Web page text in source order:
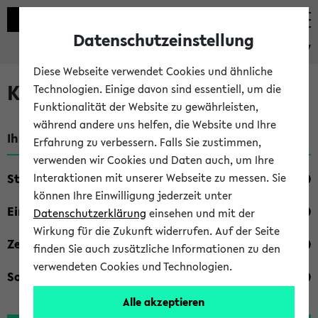
eKVV
Kombisuche im eKVV
Ihre Suchkriterien:
Studienfach
Einrichtung
Zeiten
Sonstiges
Datenschutzeinstellung
Diese Webseite verwendet Cookies und ähnliche
Technologien. Einige davon sind essentiell, um die
Funktionalität der Website zu gewährleisten,
während andere uns helfen, die Website und Ihre
Erfahrung zu verbessern. Falls Sie zustimmen,
verwenden wir Cookies und Daten auch, um Ihre
Interaktionen mit unserer Webseite zu messen. Sie
können Ihre Einwilligung jederzeit unter
Datenschutzerklärung einsehen und mit der
Wirkung für die Zukunft widerrufen. Auf der Seite
finden Sie auch zusätzliche Informationen zu den
verwendeten Cookies und Technologien.
Alle akzeptieren